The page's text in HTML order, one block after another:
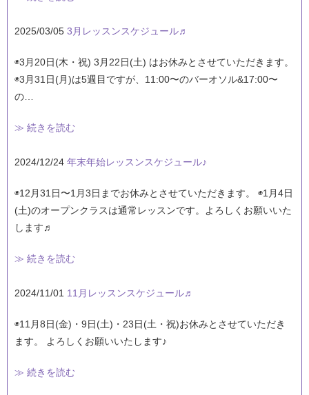
2025/03/05 3月レッスンスケジュール♬
◉3月20日(木・祝) 3月22日(土) はお休みとさせていただきます。
◉3月31日(月)は5週目ですが、11:00〜のバーオソル&17:00〜
の…
≫ 続きを読む
2024/12/24 年末年始レッスンスケジュール♪
◉12月31日〜1月3日までお休みとさせていただきます。 ◉1月4日
(土)のオープンクラスは通常レッスンです。よろしくお願いいた
します♬
≫ 続きを読む
2024/11/01 11月レッスンスケジュール♬
◉11月8日(金)・9日(土)・23日(土・祝)お休みとさせていただき
ます。 よろしくお願いいたします♪
≫ 続きを読む